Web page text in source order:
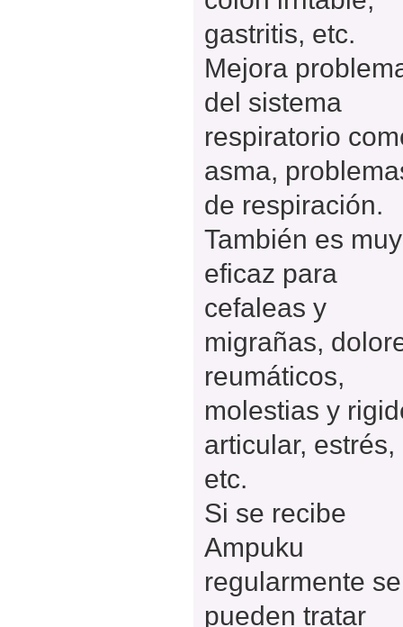
gastritis, etc.
Mejora
del sistema
respiratorio
asma,
de respiración.
También es muy
eficaz para
cefaleas y
migrañas,
reumáticos,
molestias y
articular, estrés,
etc.
Si se recibe
Ampuku
regularmente se
pueden tratar